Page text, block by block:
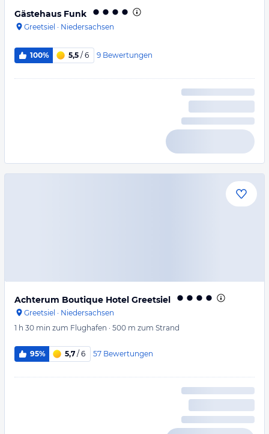
Gästehaus Funk
Greetsiel · Niedersachsen
100% 5,5 / 6 9 Bewertungen
Achterum Boutique Hotel Greetsiel
Greetsiel · Niedersachsen
1 h 30 min zum Flughafen · 500 m zum Strand
95% 5,7 / 6 57 Bewertungen